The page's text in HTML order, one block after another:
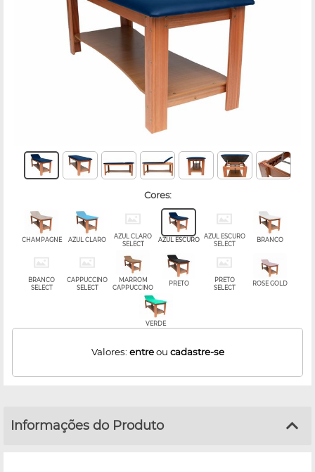
cores:
CHAMPAGNE AZUL CLARO
AZUL CLARO
SELECT
AZUL ESCURO
AZUL ESCURO
SELECT
BRANCO
BRANCO
SELECT
CAPPUCCINO
SELECT
MARROM
CAPPUCCINO
PRETO
PRETO
SELECT
ROSE GOLD
VERDE
Valores: entreou cadastre-se
Informações do Produto